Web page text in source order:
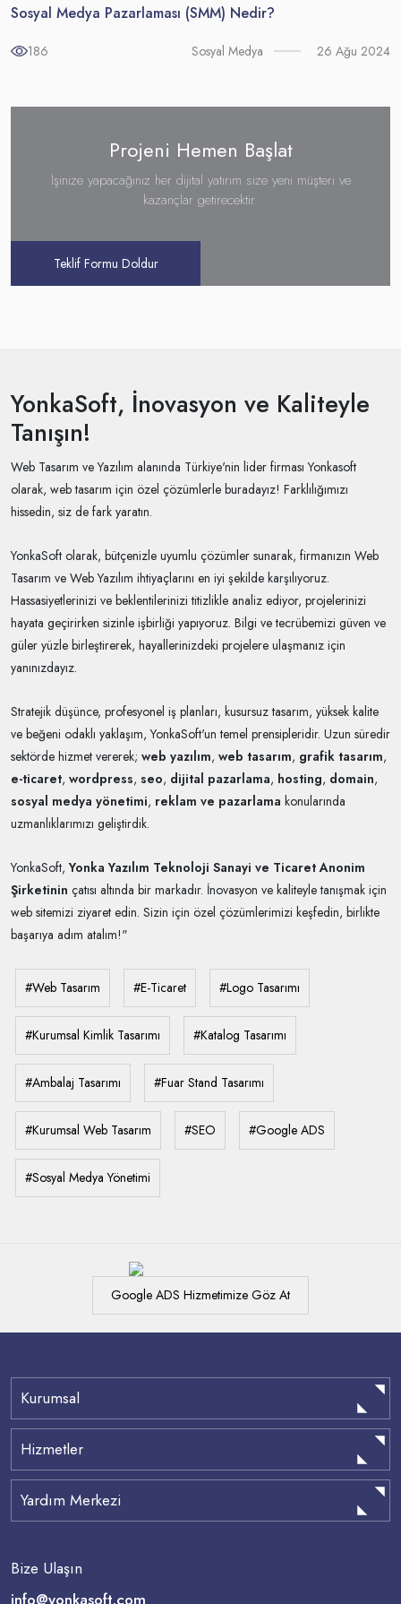
Sosyal Medya Pazarlaması (SMM) Nedir?
186 Sosyal Medya 26 Ağu 2024
Projeni Hemen Başlat
İşinize yapacağınız her dijital yatırım size yeni müşteri ve
kazançlar getirecektir.
Teklif Formu Doldur
YonkaSoft, İnovasyon ve Kaliteyle
Tanışın!
Web Tasarım ve Yazılım alanında Türkiye'nin lider firması Yonkasoft
olarak, web tasarım için özel çözümlerle buradayız! Farklılığımızı
hissedin, siz de fark yaratın.
YonkaSoft olarak, bütçenizle uyumlu çözümler sunarak, firmanızın Web
Tasarım ve Web Yazılım ihtiyaçlarını en iyi şekilde karşılıyoruz.
Hassasiyetlerinizi ve beklentilerinizi titizlikle analiz ediyor, projelerinizi
hayata geçirirken sizinle işbirliği yapıyoruz. Bilgi ve tecrübemizi güven ve
güler yüzle birleştirerek, hayallerinizdeki projelere ulaşmanız için
yanınızdayız.
Stratejik düşünce, profesyonel iş planları, kusursuz tasarım, yüksek kalite
ve beğeni odaklı yaklaşım, YonkaSoft'un temel prensipleridir. Uzun süredir
sektörde hizmet vererek; web yazılım, web tasarım, grafik tasarım,
e-ticaret, wordpress, seo, dijital pazarlama, hosting, domain,
sosyal medya yönetimi, reklam ve pazarlama konularında
uzmanlıklarımızı geliştirdik.
YonkaSoft,Yonka Yazılım Teknoloji Sanayi ve Ticaret Anonim
Şirketinin çatısı altında bir markadır. İnovasyon ve kaliteyle tanışmak için
web sitemizi ziyaret edin. Sizin için özel çözümlerimizi keşfedin, birlikte
başarıya adım atalım!"
#Web Tasarım #E-Ticaret #Logo Tasarımı
#Kurumsal Kimlik Tasarımı #Katalog Tasarımı
#Ambalaj Tasarımı #Fuar Stand Tasarımı
#Kurumsal Web Tasarım #SEO #Google ADS
#Sosyal Medya Yönetimi
Google ADS Hizmetimize Göz At
Kurumsal
Hizmetler
Yardım Merkezi
Bize Ulaşın
info@yonkasoft.com